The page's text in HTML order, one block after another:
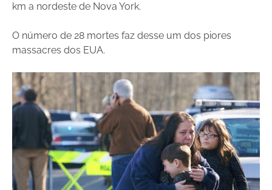
km a nordeste de Nova York.
O número de 28 mortes faz desse um dos piores
massacres dos EUA.